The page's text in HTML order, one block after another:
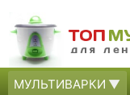
МУЛЬТИВАРКИ